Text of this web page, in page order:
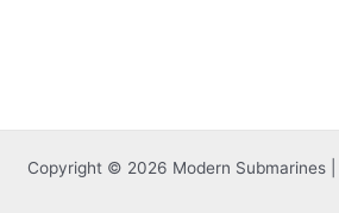
Copyright © 2026 Modern Submarines |